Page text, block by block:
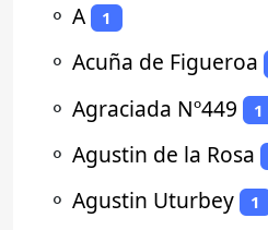
⚬ A 1
⚬ Acuña de Figueroa
⚬ Agraciada Nº449 1
⚬ Agustin de la Rosa
⚬ Agustin Uturbey 1